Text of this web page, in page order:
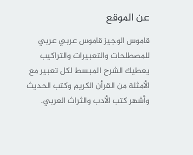
عن الموقع
قاموس الوجيز قاموس عربي عربي
للمصطلحات والتعبيرات والتراكيب
يعطيك الشرح المبسط لكل تعبير مع
الأمثلة من القرأن الكريم وكتب الحديث
وأشهر كتب الأدب والثراث العربي.